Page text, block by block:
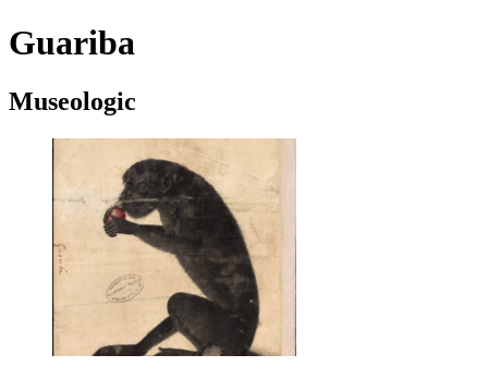
Guariba
Museologic